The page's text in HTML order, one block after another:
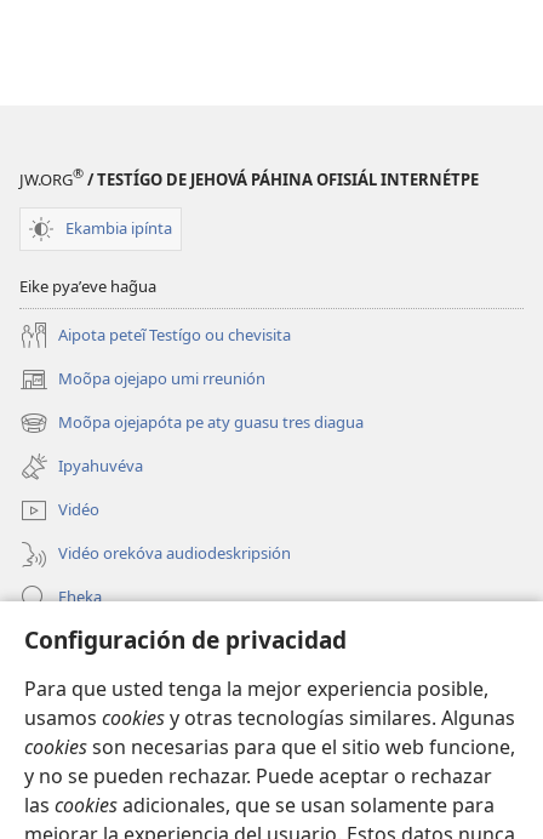
Configuración de privacidad
Para que usted tenga la mejor experiencia posible,
usamos cookiesy otras tecnologías similares. Algunas
cookiesson necesarias para que el sitio web funcione,
y no se pueden rechazar. Puede aceptar o rechazar
las cookiesadicionales, que se usan solamente para
JW.ORG® / TESTÍGO DE JEHOVÁ PÁHINA OFISIÁL INTERNÉTPE
Ekambia ipínta
Eike pyaʼeve hag̃ua
Aipota peteĩ Testígo ou chevisita
Moõpa ojejapo umi rreunión
(abre
una
nueva
ventana)
Moõpa ojejapóta pe aty guasu tres diagua
(abre
una
nueva
ventana)
Ipyahuvéva
Vidéo
Vidéo orekóva audiodeskripsión
Eheka
Ayuda
Edona hag̃ua
(abre
nueva
ventana)
Vivliotéka oĩva Internétpe Watchtower
(abre
una
nueva JW Hub ®
(abre